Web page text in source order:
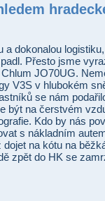
a dokonalou
Přesto jsme
JO70UG.
V3S v hlubokém
se nám
být na čerstvém
Kdo by nás
s nákladním
na kótu na
zpět do HK se